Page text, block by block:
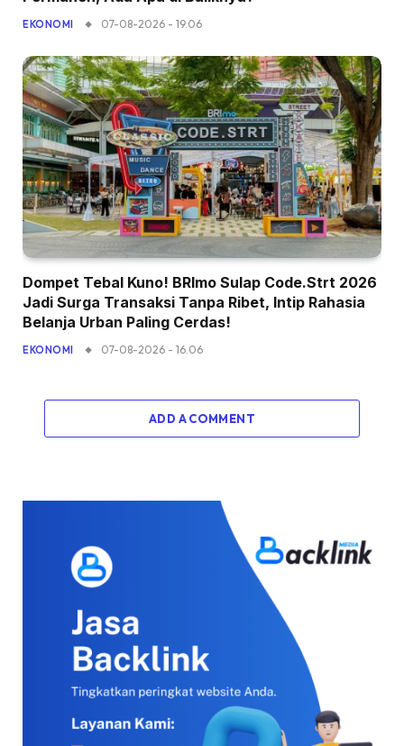
EKONOMI 07-08-2026 - 19.06
Dompet Tebal Kuno! BRImo Sulap Code.Strt 2026
Jadi Surga Transaksi Tanpa Ribet, Intip Rahasia
Belanja Urban Paling Cerdas!
EKONOMI 07-08-2026 - 16.06
ADD A COMMENT